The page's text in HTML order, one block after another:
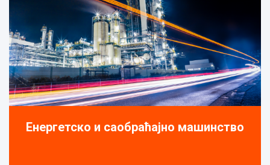
Енергетско и саобраћајно машинство